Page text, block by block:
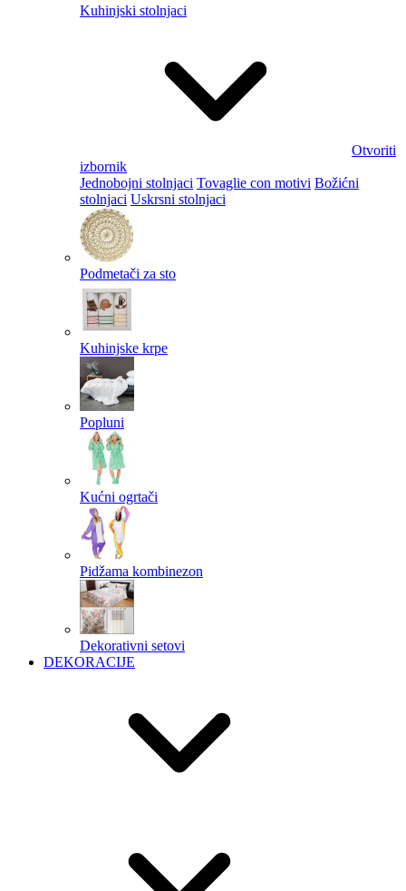
Kuhinjski stolnjaci
Otvoriti
izbornik
Jednobojni stolnjaci Tovaglie con motivi Božićni
stolnjaci Uskrsni stolnjaci
Podmetači za sto
Kuhinjske krpe
Popluni
Kućni ogrtači
Pidžama kombinezon
Dekorativni setovi
DEKORACIJE